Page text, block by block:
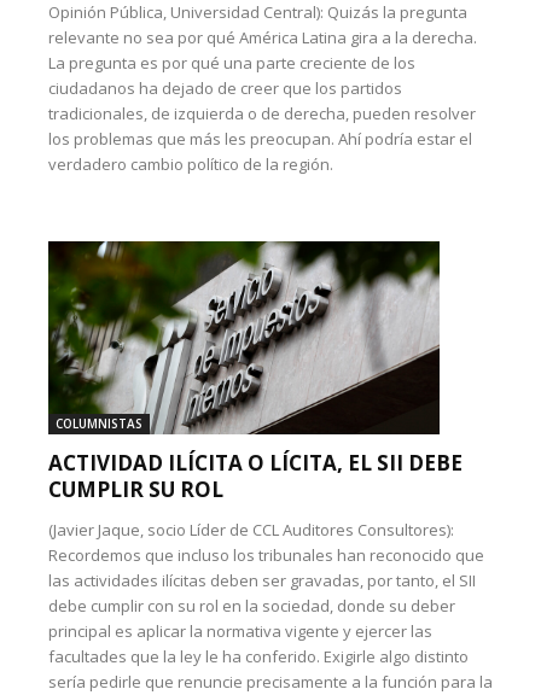
Opinión Pública, Universidad Central): Quizás la pregunta
relevante no sea por qué América Latina gira a la derecha.
La pregunta es por qué una parte creciente de los
ciudadanos ha dejado de creer que los partidos
tradicionales, de izquierda o de derecha, pueden resolver
los problemas que más les preocupan. Ahí podría estar el
verdadero cambio político de la región.
COLUMNISTAS
ACTIVIDAD ILÍCITA O LÍCITA, EL SII DEBE
CUMPLIR SU ROL
(Javier Jaque, socio Líder de CCL Auditores Consultores):
Recordemos que incluso los tribunales han reconocido que
las actividades ilícitas deben ser gravadas, por tanto, el SII
debe cumplir con su rol en la sociedad, donde su deber
principal es aplicar la normativa vigente y ejercer las
facultades que la ley le ha conferido. Exigirle algo distinto
sería pedirle que renuncie precisamente a la función para la